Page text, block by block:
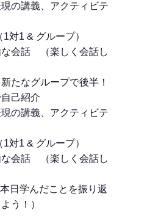
の講義、アクティビテ
対1 & グループ）
な会話 （楽しく会話し
たなグループで後半！
己紹介
の講義、アクティビテ
対1 & グループ）
な会話 （楽しく会話し
本日学んだことを振り返
う！）